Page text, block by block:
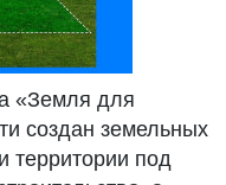
«Земля для
создан земельных
территории под